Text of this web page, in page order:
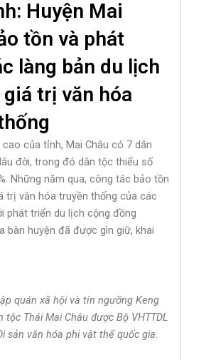
Huyện Mai
tồn và phát
làng bản du lịch
trị văn hóa
cao của tỉnh, Mai Châu có 7 dân
đời, trong đó dân tộc thiểu số
Những năm qua, công tác bảo tồn
trị văn hóa truyền thống của các
phát triển du lịch cộng đồng
bàn huyện đã được gìn giữ, khai
quán xã hội và tín ngưỡng Keng
tộc Thái Mai Châu được Bộ VHTTDL
sản văn hóa phi vật thể quốc gia.